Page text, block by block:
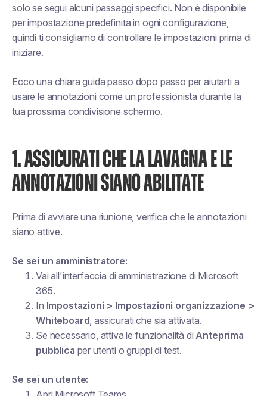
solo se segui alcuni passaggi specifici. Non è disponibile
per impostazione predefinita in ogni configurazione,
quindi ti consigliamo di controllare le impostazioni prima di
iniziare.
Ecco una chiara guida passo dopo passo per aiutarti a
usare le annotazioni come un professionista durante la
tua prossima condivisione schermo.
1. ASSICURATI CHE LA LAVAGNA E LE
ANNOTAZIONI SIANO ABILITATE
Prima di avviare una riunione, verifica che le annotazioni
siano attive.
Se sei un amministratore:
Vai all'interfaccia di amministrazione di Microsoft
365.
In Impostazioni > Impostazioni organizzazione >
Whiteboard, assicurati che sia attivata.
Se necessario, attiva le funzionalità diAnteprima
pubblica per utenti o gruppi di test.
Se sei un utente: